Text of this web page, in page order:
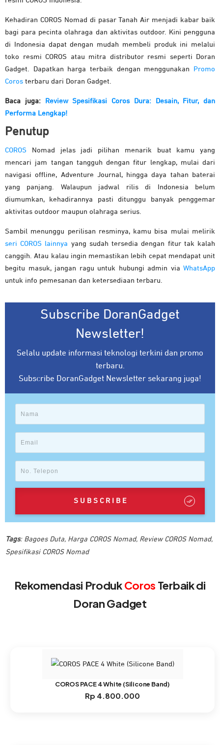
Kehadiran COROS Nomad di pasar Tanah Air menjadi kabar baik
bagi para pecinta olahraga dan aktivitas outdoor. Kini pengguna
di Indonesia dapat dengan mudah membeli produk ini melalui
toko resmi COROS atau mitra distributor resmi seperti Doran
Gadget. Dapatkan harga terbaik dengan menggunakan
Promo
Coros terbaru dari Doran Gadget.
Baca juga:
Review Spesifikasi Coros Dura: Desain, Fitur, dan
Performa Lengkap!
Penutup
COROS Nomad jelas jadi pilihan menarik buat kamu yang
mencari jam tangan tangguh dengan fitur lengkap, mulai dari
navigasi offline, Adventure Journal, hingga daya tahan baterai
yang panjang. Walaupun jadwal rilis di Indonesia belum
diumumkan, kehadirannya pasti ditunggu banyak penggemar
aktivitas outdoor maupun olahraga serius.
Sambil menunggu perilisan resminya, kamu bisa mulai melirik
seri COROS lainnya yang sudah tersedia dengan fitur tak kalah
canggih. Atau kalau ingin memastikan lebih cepat mendapat unit
begitu masuk, jangan ragu untuk hubungi admin via WhatsApp
untuk info pemesanan dan ketersediaan terbaru.
Subscribe DoranGadget
Newsletter!
Selalu update informasi teknologi terkini dan promo
terbaru.
Subscribe DoranGadget Newsletter sekarang juga!
SUBSCRIBE
Tags: Bagoes Duta, Harga COROS Nomad, Review COROS Nomad,
Spesifikasi COROS Nomad
Rekomendasi ProdukCoros Terbaik di
Doran Gadget
COROS PACE 4 White (Silicone Band)
Rp 4.800.000